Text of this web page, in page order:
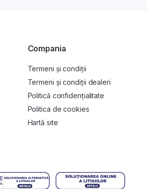
Compania
Termeni și condiții
Termeni și condiții dealeri
Politică confidențialitate
Politica de cookies
Hartă site